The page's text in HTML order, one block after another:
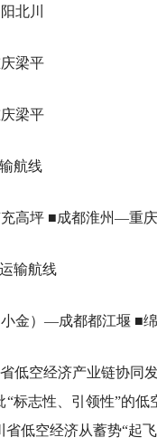
北川
梁平
梁平
航线
高坪 ■成都淮州—重
输航线
金）—成都都江堰 ■
低空经济产业链协同
“标志性、引领性”的
低空经济从蓄势“起